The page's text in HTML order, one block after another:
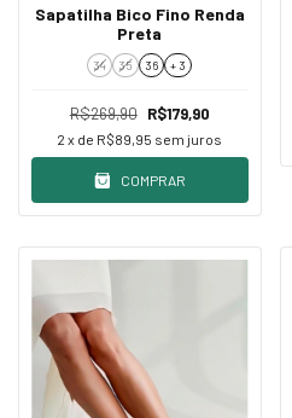
Sapatilha Bico Fino Renda
Preta
34 35 36 + 3
R$269,90 R$179,90
2 x de R$89,95 sem juros
COMPRAR